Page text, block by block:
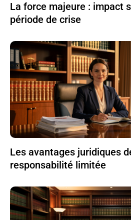
La force majeure : impact
période de crise
Les avantages juridiques
responsabilité limitée